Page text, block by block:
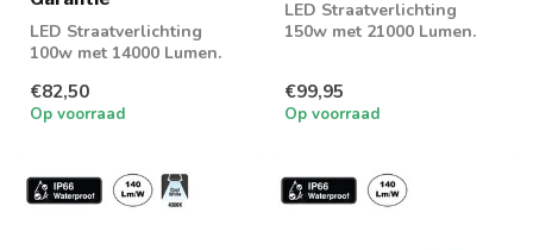
LED Straatverlichting
100w met 14000 Lumen.
parkeerplaatsen of gev...
€82,50
Op voorraad
LED Straatverlichting
150w met 21000 Lumen.
€99,95
Op voorraad